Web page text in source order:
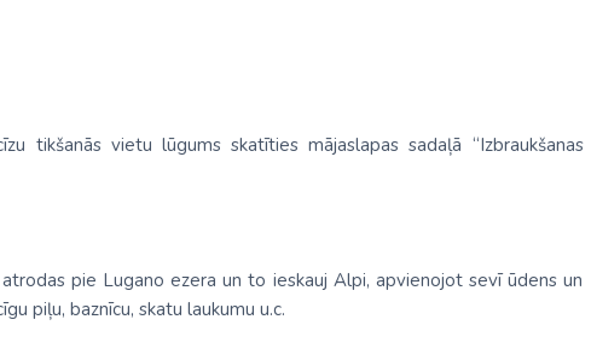
tikšanās vietu lūgums skatīties mājaslapas sadaļā “Izbraukšanas
pie Lugano ezera un to ieskauj Alpi, apvienojot sevī ūdens un
piļu, baznīcu, skatu laukumu u.c.